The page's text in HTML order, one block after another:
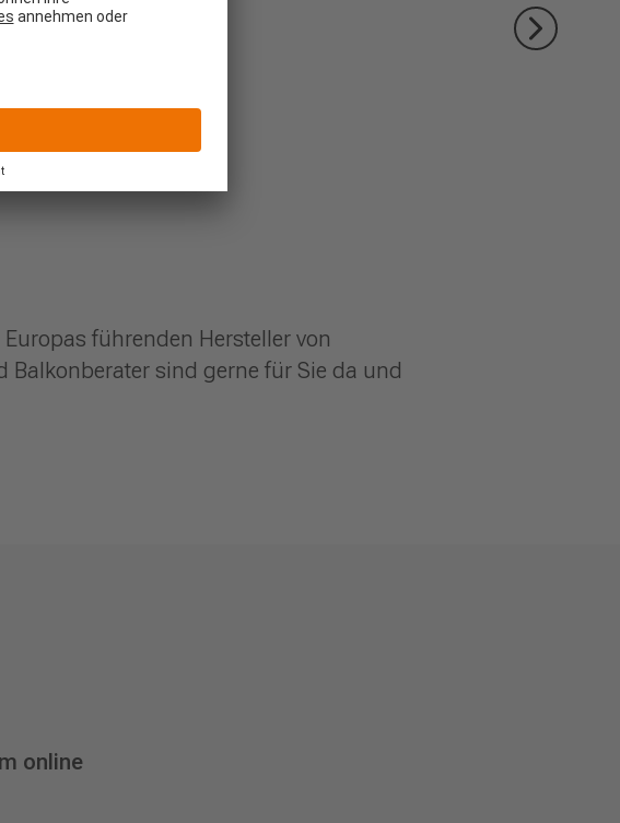
führenden Hersteller von
sind gerne für Sie da und
online